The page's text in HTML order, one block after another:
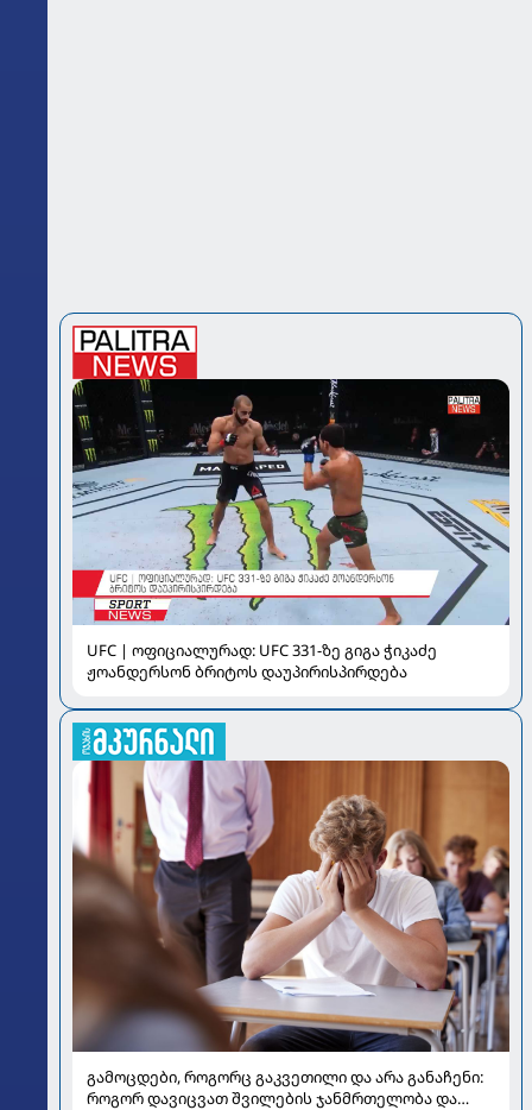
UFC | ოფიციალურად: UFC 331-ზე გიგა ჭიკაძე
ჟოანდერსონ ბრიტოს დაუპირისპირდება
გამოცდები, როგორც გაკვეთილი და არა განაჩენი:
როგორ დავიცვათ შვილების ჯანმრთელობა და